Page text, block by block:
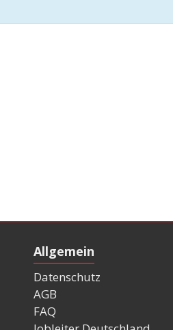
Allgemein
Datenschutz
AGB
FAQ